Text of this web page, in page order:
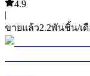
4.9
|
ขายแล้ว2.2พันชิ้น/เ